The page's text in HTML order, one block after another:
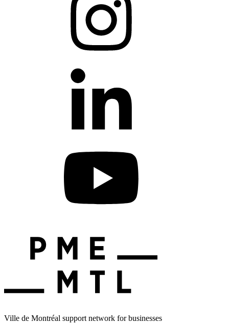
Ville de Montréal support network for businesses